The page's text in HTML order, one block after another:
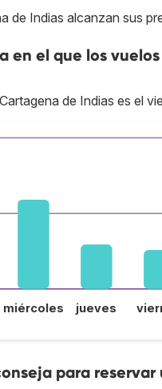
de Indias alcanzan sus
en el que los
de Indias es el
miércoles jueves
para